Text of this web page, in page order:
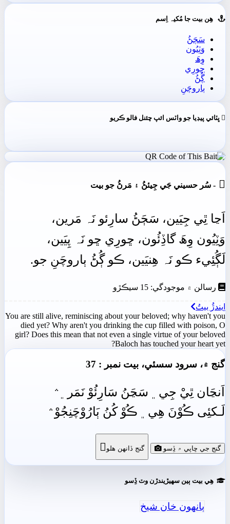
ھِن بيت جا مُکيہ اِسم
سَڄَڻُ
وَٽِيُون
وِھَ
ڇورِي
ڳُڻُ
ٻاروچَنِ
ڀٽائي پيڊيا جو واٽس ائپ چئنل فالو ڪريو
 - سُر حسيني جَي جِيئڻُ ۽ مَرڻُ جو بيت
اَڃا ٿِي جِيَين، سَڄَڻُ سارِئونَہ
مَرين،
وَٽِيُون وِھَ گاڏِئُون، ڇورِي ڇو نَہ
پِيَين،
لَڳُئِيء ڪو نَہ ھِنيَين، ڪو ڳُڻُ ٻاروچَنِ جو.
رسالن ۾ موجودگي: 15 سيڪڙو
اِيندڙُ بيتُ
You are still alive, reminiscing about your beloved; why haven't you
died yet? Why aren't you drinking the cup filled with poison, O
girl? Does this mean that not even a single virtue of your beloved
Baloch has touched your heart yet?
گنج ۾، سرود سسئي، بيت نمبر : 37
اَنڃَان ٿِيْ جِي﮼ سَڃَنُ سَارِئُوْ نَمَر﮼﮶
لَـکئِى ڪُوْنَ هِي﮼ ڪُوْ کُنُ ٻَارُوْچَنِجُوْ﮶
گنج جي ڇاپي ۾ ڏِسو گنج ڏانھن ھلو 
ھِي بيت ٻين سھيڙيندڙن وٽ ڏِسو
ٻانهون خان شيخ